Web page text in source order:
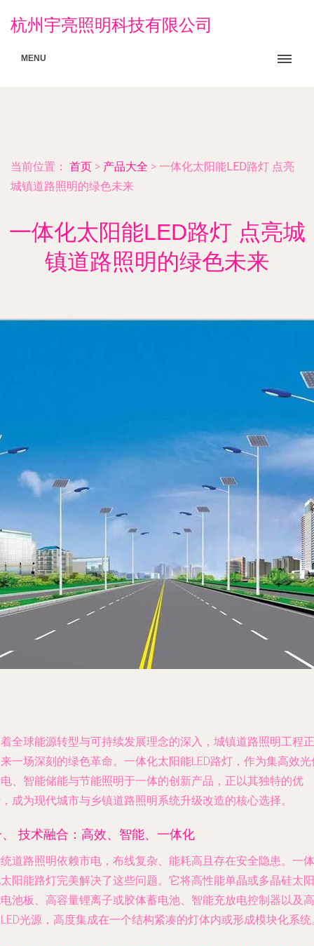
杭州宇亮照明科技有限公司
MENU
当前位置： 首页 > 产品大全 > 一体化太阳能LED路灯 点亮
城镇道路照明的绿色未来
一体化太阳能LED路灯 点亮城
镇道路照明的绿色未来
全球能源转型与可持续发展理念的深入，城镇道路照明工程正
一场深刻的绿色革命。一体化太阳能LED路灯，作为集高效光
、智能储能与节能照明于一体的创新产品，正以其独特的优
成为现代城市与乡镇道路照明系统升级改造的核心选择。
技术融合：高效、智能、一体化
道路照明依赖市电，布线复杂、能耗高且存在安全隐患。一体
阳能路灯完美解决了这些问题。它将高性能单晶或多晶硅太阳
池板、高容量锂离子或胶体蓄电池、智能充放电控制器以及高
光源，高度集成在一个结构紧凑的灯体内或形成模块化系统